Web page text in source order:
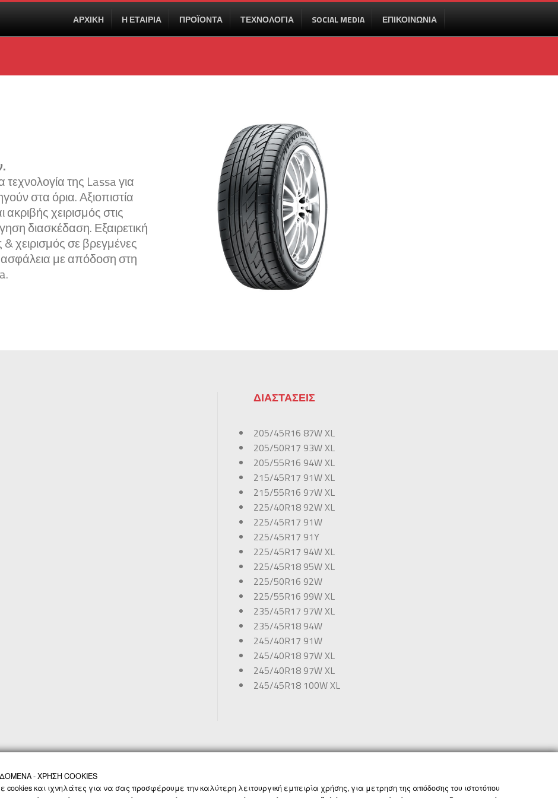
ΑΡΧΙΚΗ Η ΕΤΑΙΡΙΑ ΠΡΟΪΟΝΤΑ ΤΕΧΝΟΛΟΓΙΑ SOCIAL MEDIA ΕΠΙΚΟΙΝΩΝΙΑ
της Lassa για
στα όρια. Αξιοπιστία
χειρισμός στις
διασκέδαση. Εξαιρετική
χειρισμός σε βρεγμένες
με απόδοση στη
ΔΙΑΣΤΑΣΕΙΣ
205/45R16 87W XL
205/50R17 93W XL
205/55R16 94W XL
215/45R17 91W XL
215/55R16 97W XL
225/40R18 92W XL
225/45R17 91W
225/45R17 91Y
225/45R17 94W XL
225/45R18 95W XL
225/50R16 92W
225/55R16 99W XL
235/45R17 97W XL
235/45R18 94W
245/40R17 91W
245/40R18 97W XL
245/40R18 97W XL
245/45R18 100W XL
ΤΕΧΝΟΛΟΓΙΑ ΠΡΟΣΩΠΙΚΑ ΔΕΔΟΜΕΝΑ ΟΡΟΙ ΚΑΙ ΠΡΟΫΠΟΘΕΣΕΙΣ GLOBAL SITE
- ΧΡΗΣΗ COOKIES
cookies και ιχνηλάτες για να σας προσφέρουμε την καλύτερη λειτουργική εμπειρία χρήσης, για μετρηση της απόδοσης του ιστοτόπου